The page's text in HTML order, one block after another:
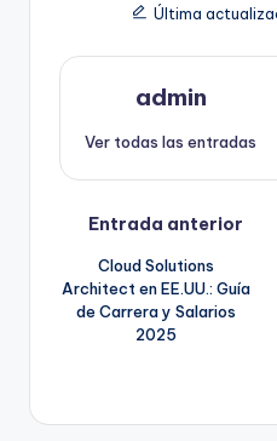
Última
admin
Ver todas las entradas
Navegación
de
entradas
Entrada anterior
Cloud Solutions
Architect en EE.UU.: Guía
de Carrera y Salarios
2025